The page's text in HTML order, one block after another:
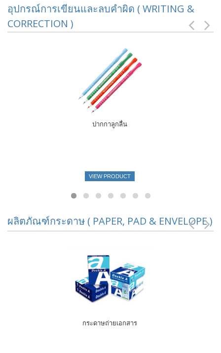
อุปกรณ์การเขียนและลบคำผิด ( WRITING &
CORRECTION )
ปากกาลูกลื่น
VIEW PRODUCT
ผลิตภัณฑ์กระดาษ ( PAPER, PAD & ENVELOPE )
กระดาษถ่ายเอกสาร